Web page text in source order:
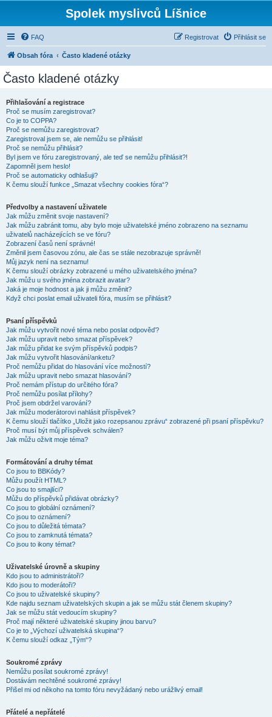
Spolek myslivců Líšnice
FAQ Přihlásit se
Registrovat
Obsah fóra Často kladené otázky
Často kladené otázky
Přihlašování a registrace
Proč se musím zaregistrovat?
Co je to COPPA?
Proč se nemůžu zaregistrovat?
Zaregistroval jsem se, ale nemůžu se přihlásit!
Proč se nemůžu přihlásit?
Byl jsem ve fóru zaregistrovaný, ale teď se nemůžu přihlásit?!
Zapomněl jsem heslo!
Proč se automaticky odhlašuji?
K čemu slouží funkce „Smazat všechny cookies fóra“?
Předvolby a nastavení uživatele
Jak můžu změnit svoje nastavení?
Jak můžu zabránit tomu, aby bylo moje uživatelské jméno zobrazeno na seznamu
uživatelů nacházejících se ve fóru?
Zobrazení časů není správné!
Změnil jsem časovou zónu, ale čas se stále nezobrazuje správně!
Můj jazyk není na seznamu!
K čemu slouží obrázky zobrazené u mého uživatelského jména?
Jak můžu u svého jména zobrazit avatar?
Jaká je moje hodnost a jak ji můžu změnit?
Když chci poslat email uživateli fóra, musím se přihlásit?
Psaní příspěvků
Jak můžu vytvořit nové téma nebo poslat odpověď?
Jak můžu upravit nebo smazat příspěvek?
Jak můžu přidat ke svým příspěvků podpis?
Jak můžu vytvořit hlasování/anketu?
Proč nemůžu přidat do hlasování více možností?
Jak můžu upravit nebo smazat hlasování?
Proč nemám přístup do určitého fóra?
Proč nemůžu posílat přílohy?
Proč jsem obdržel varování?
Jak můžu moderátorovi nahlásit příspěvek?
K čemu slouží tlačítko „Uložit jako rozepsanou zprávu“ zobrazené při psaní příspěvku?
Proč musí být můj příspěvek schválen?
Jak můžu oživit moje téma?
Formátování a druhy témat
Co jsou to BBKódy?
Můžu použít HTML?
Co jsou to smajlíci?
Můžu do příspěvků přidávat obrázky?
Co jsou to globální oznámení?
Co jsou to oznámení?
Co jsou to důležitá témata?
Co jsou to zamknutá témata?
Co jsou to ikony témat?
Uživatelské úrovně a skupiny
Kdo jsou to administrátoři?
Kdo jsou to moderátoři?
Co jsou to uživatelské skupiny?
Kde najdu seznam uživatelských skupin a jak se můžu stát členem skupiny?
Jak se můžu stát vedoucím skupiny?
Proč mají některé uživatelské skupiny jinou barvu?
Co je to „Výchozí uživatelská skupina“?
K čemu slouží odkaz „Tým“?
Soukromé zprávy
Nemůžu posílat soukromé zprávy!
Dostávám nechtěné soukromé zprávy!
Přišel mi od někoho na tomto fóru nevyžádaný nebo urážlivý email!
Přátelé a nepřátelé